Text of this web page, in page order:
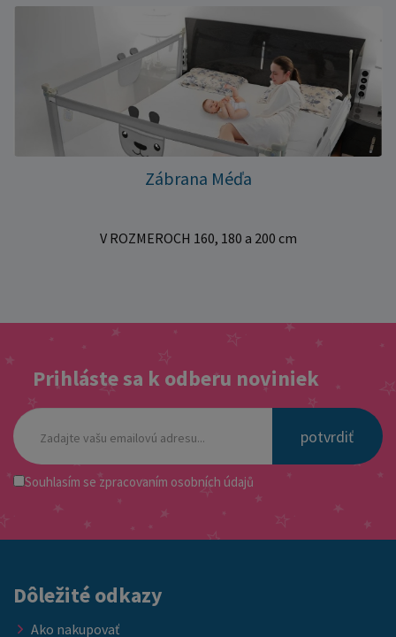
Zábrana Méďa
V ROZMEROCH 160, 180 a 200 cm
Prihláste sa k odberu noviniek
potvrdiť
Souhlasím se zpracovaním osobních údajů
Dôležité odkazy
Ako nakupovať